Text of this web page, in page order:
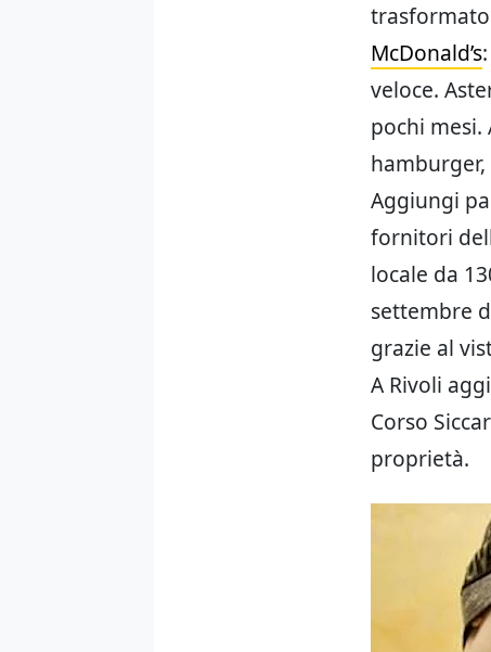
McDonald’s
veloce.
pochi mesi.
Aggiungi
fornitori
locale da
settembre
grazie al
A Rivoli
Corso
proprietà.